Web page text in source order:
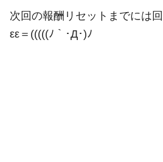
次回の報酬リセットまでには
εε＝(((((ﾉ｀･Д･)ﾉ